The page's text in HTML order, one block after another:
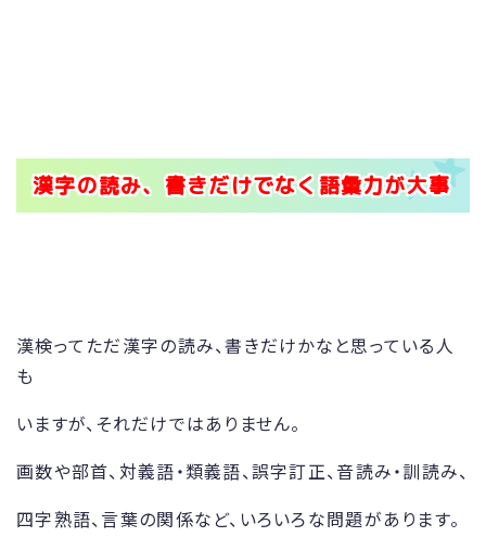
漢字の読み、書きだけでなく語彙力が大事
漢検ってただ漢字の読み、書きだけかなと思っている人
も
いますが、それだけではありません。
画数や部首、対義語・類義語、誤字訂正、音読み・訓読み、
四字熟語、言葉の関係など、いろいろな問題があります。